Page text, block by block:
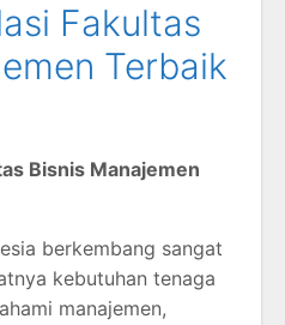
Fakultas
Terbaik
Bisnis Manajemen
berkembang sangat
kebutuhan tenaga
manajemen,